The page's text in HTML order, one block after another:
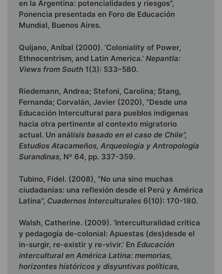
en la Argentina: potencialidades y riesgos”,
Ponencia presentada en Foro de Educación
Mundial, Buenos Aires.
Quijano, Aníbal (2000). ‘Coloniality of Power,
Ethnocentrism, and Latin America.’ Nepantla:
Views from South 1(3): 533–580.
Riedemann, Andrea; Stefoni, Carolina; Stang,
Fernanda; Corvalán, Javier (2020), “Desde una
Educación Intercultural para pueblos indígenas
hacia otra pertinente al contexto migratorio
actual. Un análisis basado en el caso de Chile”,
Estudios Atacameños, Arqueología y Antropología
Surandinas, Nº 64, pp. 337-359.
Tubino, Fidel. (2008), “No una sino muchas
ciudadanías: una reflexión desde el Perú y América
Latina”, Cuadernos Interculturales 6(10): 170-180.
Walsh, Catherine. (2009). ‘Interculturalidad crítica
y pedagogía de-colonial: Apuestas (des)desde el
in-surgir, re-existir y re-vivir.’ En Educación
intercultural en América Latina: memorias,
horizontes históricos y disyuntivas políticas,